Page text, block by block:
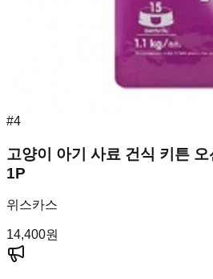
#4
고양이 아기 사료 건식 키튼
1P
위스카스
14,400원